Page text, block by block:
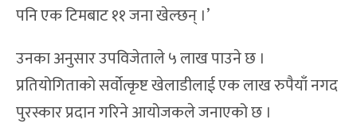
पनि एक टिमबाट ११ जना खेल्छन् ।’
उनका अनुसार उपविजेताले ५ लाख पाउने छ ।
प्रतियोगिताको सर्वोत्कृष्ट खेलाडीलाई एक लाख रुपैयाँ नगद
पुरस्कार प्रदान गरिने आयोजकले जनाएको छ ।